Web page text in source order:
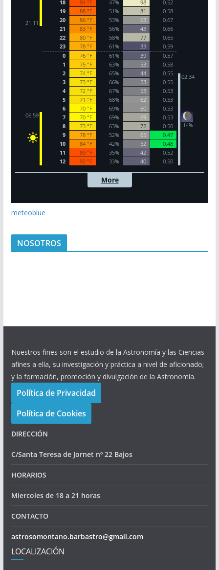
meteoblue
NOSOTROS
Nuestros fines son el estudio de la Astronomía y las Ciencias
afines a ella, su investigación y práctica a nivel de aficionado;
y la formación, promoción y divulgación de la Astronomía.
Política de Privacidad
Política de Cookies
DIRECCIÓN
C/Santa Teresa de Jornet nº 22 Bajos
HORARIOS
Miercoles de 18 a 21 horas
CONTACTO
astrosomontano.barbastro@gmail.com
LOCALIZACIÓN